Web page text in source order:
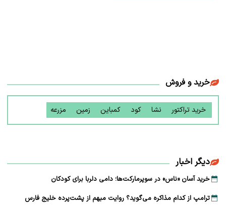
خرید و فروش
خرید تراکتور نشا کود کمباین زمین مزرعه
دیگر اخبار
خرید آسان «ناس» در سوپرمارکت‌ها؛ دامی دلربا برای کودکان
ترامپ از کدام مذاکره می‌گوید؟ روایت مبهم از پشت‌پرده خلیج فارس